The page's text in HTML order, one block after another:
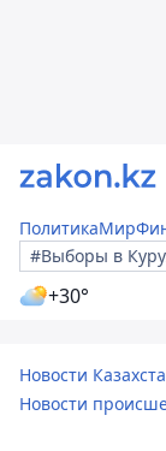
ПолитикаМир
#Выборы в
+30°
Новости
Новости